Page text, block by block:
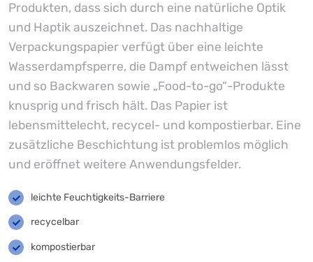
Produkten, dass sich durch eine natürliche Optik
und Haptik auszeichnet. Das nachhaltige
Verpackungspapier verfügt über eine leichte
Wasserdampfsperre, die Dampf entweichen lässt
und so Backwaren sowie „Food-to-go“-Produkte
knusprig und frisch hält. Das Papier ist
lebensmittelecht, recycel- und kompostierbar. Eine
zusätzliche Beschichtung ist problemlos möglich
und eröffnet weitere Anwendungsfelder.
leichte Feuchtigkeits-Barriere
recycelbar
kompostierbar